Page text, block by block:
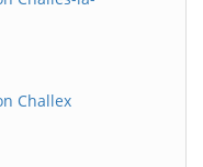
Challex